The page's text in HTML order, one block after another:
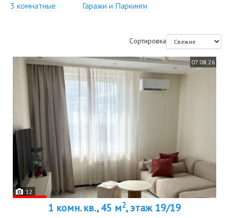
3 комнатные
Гаражи и Паркинги
Сортировка
07.08.26
12
1 комн. кв., 45 м2, этаж 19/19